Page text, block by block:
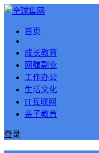
首页
成长教育
网赚副业
工作办公
生活文化
IT互联网
亲子教育
登录